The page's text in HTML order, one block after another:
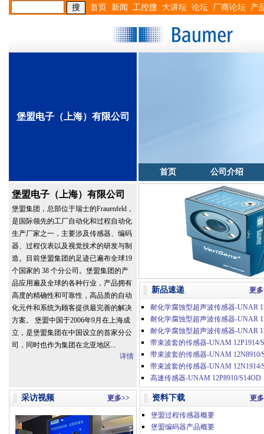
首页 新闻 工控搜 大讲坛 论坛 厂商论坛 产
堡盟电子（上海）有限公司
首页 公司介绍
堡盟电子（上海）有限公司
堡盟集团，总部位于瑞士的Frauenfeld，
是国际领先的工厂自动化和过程自动化
生产厂家之一，主要涉及传感器、编码
器、过程仪表以及视觉技术的研发与制
造。目前堡盟集团的足迹已遍布全球19
个国家的 38 个分公司。堡盟集团的产
品应用遍及全球的各种行业，产品拥有
高度的精确性和可靠性，高品质的自动
化元件和系统为顾客提供最完善的解决
方案。 堡盟中国于2006年9月在上海成
立，是堡盟集团在中国设立的首家分公
司，同时也作为集团在北亚地区...
详情
新品速递 更
带束波套的传感器-UNAM 12P1914/
高速传感器-UNAM 12P8910/S14OD
采访视频 更多>> 资料下载 更
堡盟过程传感器概要
堡盟编码器产品概要